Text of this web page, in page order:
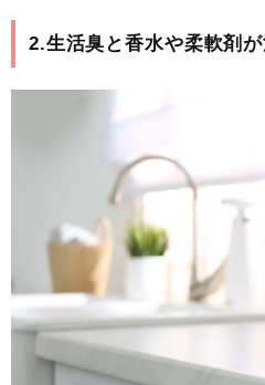
2.生活臭と香水や柔軟剤